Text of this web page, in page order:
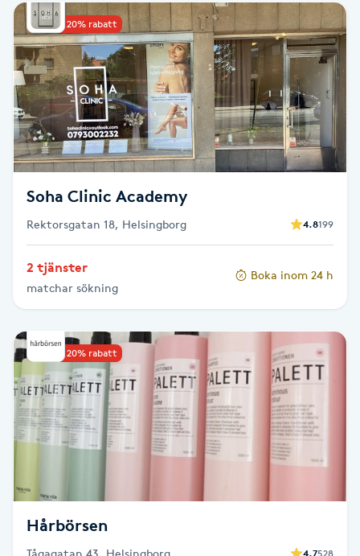
Friskvårdsmassage
Frisör
Funktionsanalys
Färgning
Gel naglar
Gellack
Gellack med förstärkning
Gravidyoga
Gruppträning
Upp till 20% rabatt
Soha Clinic Academy
Rektorsgatan 18, Helsingborg 4.8199
2 tjänster
matchar sökning
Boka inom 24 h
Upp till 20% rabatt
Hårbörsen
Tågagatan 43, Helsingborg 4.7528